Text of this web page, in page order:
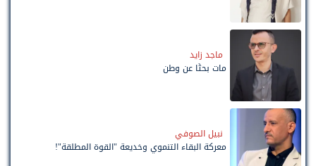
ماجد زايد
مات بحثًا عن وطن
نبيل الصوفي
معركة البقاء التنموي وخديعة "القوة المطلقة"!